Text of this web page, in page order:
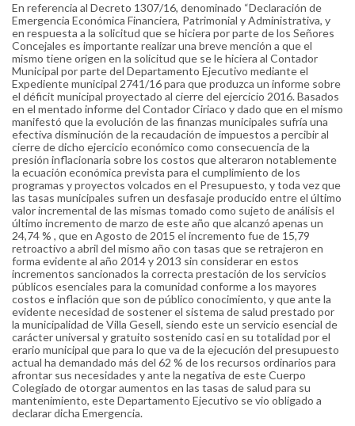
En referencia al Decreto 1307/16, denominado “Declaración de
Emergencia Económica Financiera, Patrimonial y Administrativa, y
en respuesta a la solicitud que se hiciera por parte de los Señores
Concejales es importante realizar una breve mención a que el
mismo tiene origen en la solicitud que se le hiciera al Contador
Municipal por parte del Departamento Ejecutivo mediante el
Expediente municipal 2741/16 para que produzca un informe sobre
el déficit municipal proyectado al cierre del ejercicio 2016. Basados
en el mentado informe del Contador Ciriaco y dado que en el mismo
manifestó que la evolución de las finanzas municipales sufría una
efectiva disminución de la recaudación de impuestos a percibir al
cierre de dicho ejercicio económico como consecuencia de la
presión inflacionaria sobre los costos que alteraron notablemente
la ecuación económica prevista para el cumplimiento de los
programas y proyectos volcados en el Presupuesto, y toda vez que
las tasas municipales sufren un desfasaje producido entre el último
valor incremental de las mismas tomado como sujeto de análisis el
último incremento de marzo de este año que alcanzó apenas un
24,74 % , que en Agosto de 2015 el incremento fue de 15,79
retroactivo a abril del mismo año con tasas que se retrajeron en
forma evidente al año 2014 y 2013 sin considerar en estos
incrementos sancionados la correcta prestación de los servicios
públicos esenciales para la comunidad conforme a los mayores
costos e inflación que son de público conocimiento, y que ante la
evidente necesidad de sostener el sistema de salud prestado por
la municipalidad de Villa Gesell, siendo este un servicio esencial de
carácter universal y gratuito sostenido casi en su totalidad por el
erario municipal que para lo que va de la ejecución del presupuesto
actual ha demandado más del 62 % de los recursos ordinarios para
afrontar sus necesidades y ante la negativa de este Cuerpo
Colegiado de otorgar aumentos en las tasas de salud para su
mantenimiento, este Departamento Ejecutivo se vio obligado a
declarar dicha Emergencia.